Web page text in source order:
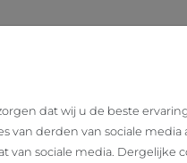
dat wij u de beste
van derden van sociale media
sociale media. Dergelijke